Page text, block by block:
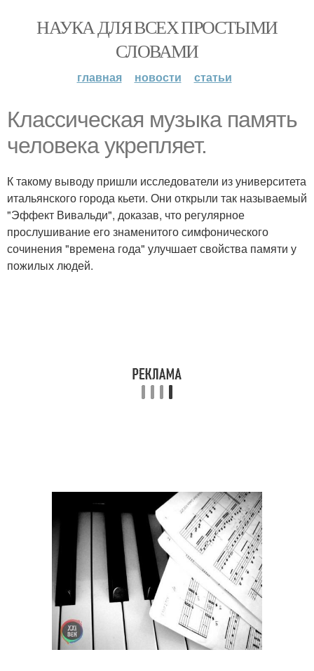
НАУКА ДЛЯ ВСЕХ ПРОСТЫМИ
СЛОВАМИ
главная новости статьи
Классическая музыка память
человека укрепляет.
К такому выводу пришли исследователи из университета
итальянского города кьети. Они открыли так называемый
"Эффект Вивальди", доказав, что регулярное
прослушивание его знаменитого симфонического
сочинения "времена года" улучшает свойства памяти у
пожилых людей.